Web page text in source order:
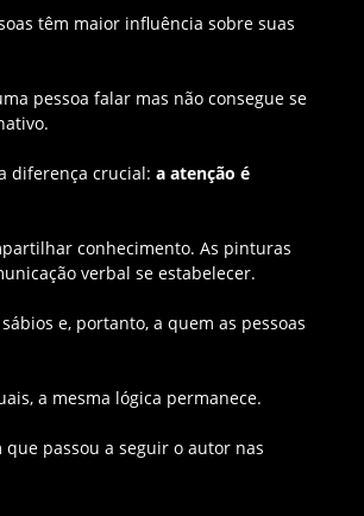
têm maior influência sobre suas
pessoa falar mas não consegue se
diferença crucial: a atenção é
conhecimento. As pinturas
verbal se estabelecer.
e, portanto, a quem as pessoas
a mesma lógica permanece.
passou a seguir o autor nas